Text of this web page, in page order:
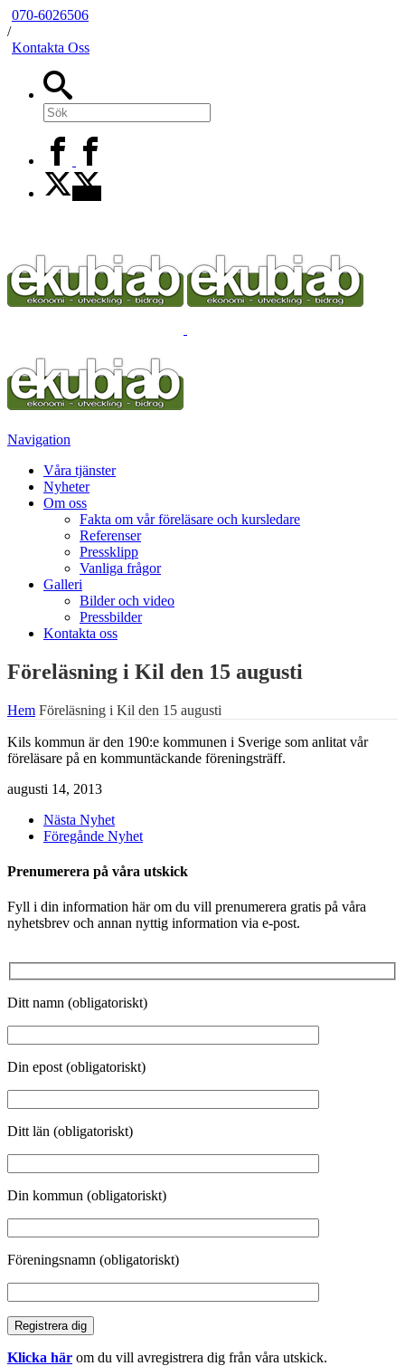
070-6026506
/
Kontakta Oss
Navigation
Våra tjänster
Nyheter
Om oss
Fakta om vår föreläsare och kursledare
Referenser
Pressklipp
Vanliga frågor
Galleri
Bilder och video
Pressbilder
Kontakta oss
Föreläsning i Kil den 15 augusti
Hem Föreläsning i Kil den 15 augusti
Kils kommun är den 190:e kommunen i Sverige som anlitat vår
föreläsare på en kommuntäckande föreningsträff.
augusti 14, 2013
Nästa Nyhet
Föregånde Nyhet
Prenumerera på våra utskick
Fyll i din information här om du vill prenumerera gratis på våra
nyhetsbrev och annan nyttig information via e-post.
Ditt namn (obligatoriskt)
Din epost (obligatoriskt)
Ditt län (obligatoriskt)
Din kommun (obligatoriskt)
Föreningsnamn (obligatoriskt)
Klicka här om du vill avregistrera dig från våra utskick.